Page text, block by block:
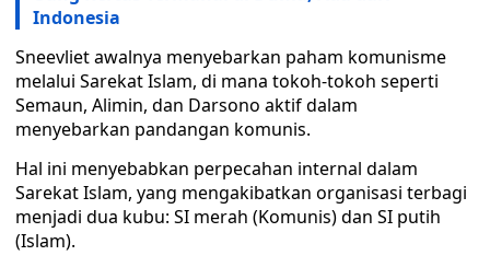
Indonesia
Sneevliet awalnya menyebarkan paham komunisme
melalui Sarekat Islam, di mana tokoh-tokoh seperti
Semaun, Alimin, dan Darsono aktif dalam
menyebarkan pandangan komunis.
Hal ini menyebabkan perpecahan internal dalam
Sarekat Islam, yang mengakibatkan organisasi terbagi
menjadi dua kubu: SI merah (Komunis) dan SI putih
(Islam).